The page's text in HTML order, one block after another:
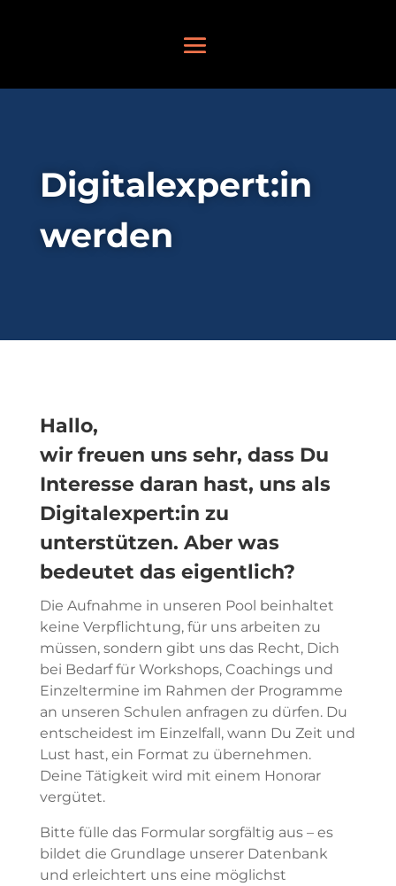
Digitalexpert:in
werden
Hallo,
wir freuen uns sehr, dass Du
Interesse daran hast, uns als
Digitalexpert:in zu
unterstützen. Aber was
bedeutet das eigentlich?
Die Aufnahme in unseren Pool beinhaltet
keine Verpflichtung, für uns arbeiten zu
müssen, sondern gibt uns das Recht, Dich
bei Bedarf für Workshops, Coachings und
Einzeltermine im Rahmen der Programme
an unseren Schulen anfragen zu dürfen. Du
entscheidest im Einzelfall, wann Du Zeit und
Lust hast, ein Format zu übernehmen.
Deine Tätigkeit wird mit einem Honorar
vergütet.
Bitte fülle das Formular sorgfältig aus – es
bildet die Grundlage unserer Datenbank
und erleichtert uns eine möglichst